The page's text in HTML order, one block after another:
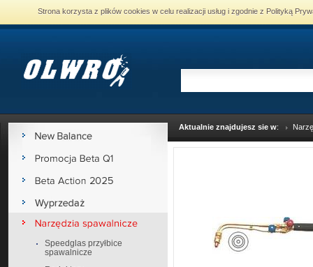
Strona korzysta z plików cookies w celu realizacji usług i zgodnie z Polityką
Speedglas przyłbice
spawalnicze
Aktualnie znajdujesz sie w: